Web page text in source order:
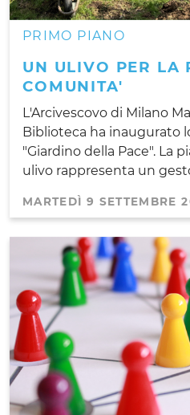
PRIMO PIANO
UN ULIVO PER LA
COMUNITA'
L'Arcivescovo di Milano
Biblioteca ha inaugurato
"Giardino della Pace". La
ulivo rappresenta un
MARTEDÌ 9 SETTEMBRE